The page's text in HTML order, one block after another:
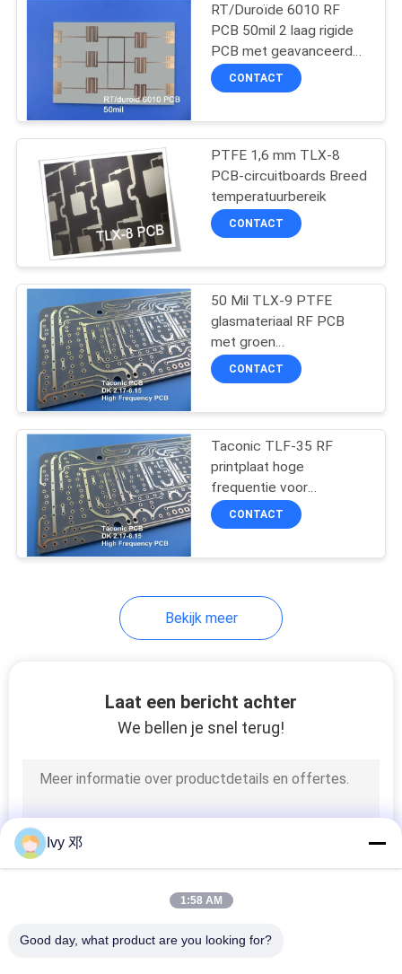
Meerlagige PCB
65
hybride PCB's
HDI-de Raad van
PCB
14
FR 4 PCB-platen
RT/Duroïde 6010 RF
PCB 50mil 2 laag rigide
PCB met geavanceerde
kenmerken
CONTACT
PTFE 1,6 mm TLX-8
PCB-circuitboards Breed
temperatuurbereik
CONTACT
50 Mil TLX-9 PTFE
glasmateriaal RF PCB
met groen
soldeermasker
CONTACT
Taconic TLF-35 RF
printplaat hoge
frequentie voor
commercieel gebruik
CONTACT
Bekijk meer
Laat een bericht achter
We bellen je snel terug!
Ivy 邓
1:58 AM
Good day, what product are you looking for?